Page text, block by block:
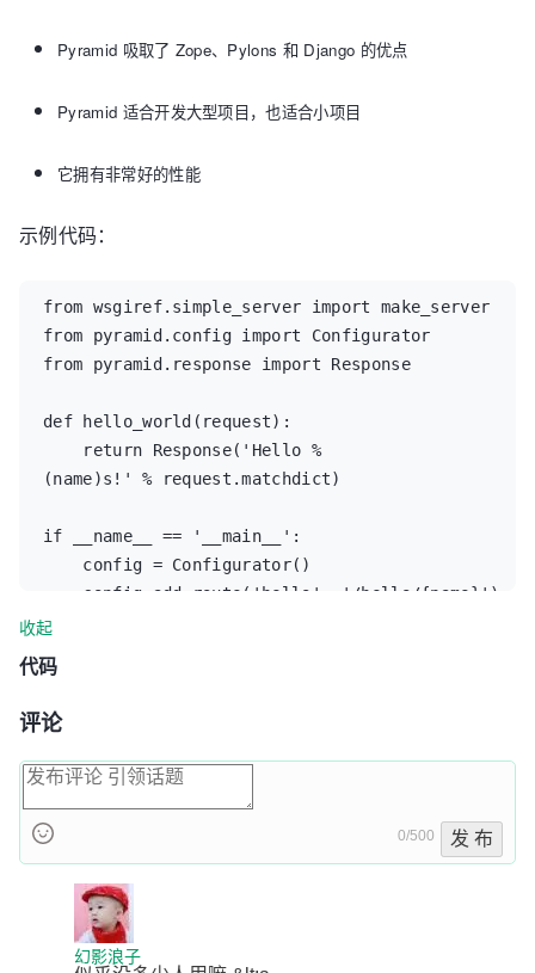
Pyramid 吸取了 Zope、Pylons 和 Django 的优点
Pyramid 适合开发大型项目，也适合小项目
它拥有非常好的性能
示例代码：
from wsgiref.simple_server import make_server
from pyramid.config import Configurator
from pyramid.response import Response
def hello_world(request):
return Response('Hello %
(name)s!' % request.matchdict)
if __name__ == '__main__':
config = Configurator()
config.add_route('hello', '/hello/{name}')
config.add_view(hello_world,
server = make_server('0.0.0.0', 8080, app)
server.serve_forever(
收起
代码
评论
0/500 发 布
幻影浪子